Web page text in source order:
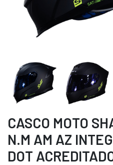
CASCO MOTO
N.M AM AZ
DOT